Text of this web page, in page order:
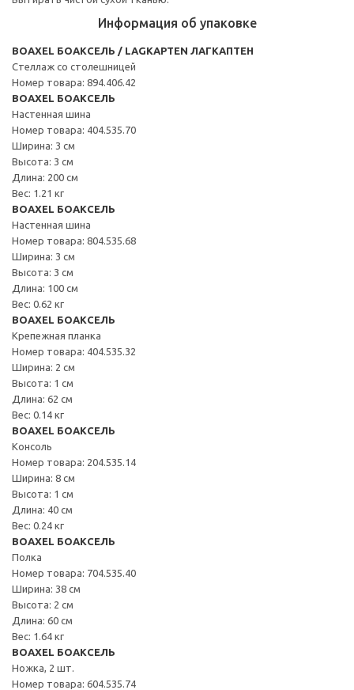
Информация об упаковке
BOAXEL БОАКСЕЛЬ / LAGKAPTEN ЛАГКАПТЕН
Стеллаж со столешницей
Номер товара: 894.406.42
BOAXEL БОАКСЕЛЬ
Настенная шина
Номер товара: 404.535.70
Ширина: 3 см
Высота: 3 см
Длина: 200 см
Вес: 1.21 кг
BOAXEL БОАКСЕЛЬ
Настенная шина
Номер товара: 804.535.68
Ширина: 3 см
Высота: 3 см
Длина: 100 см
Вес: 0.62 кг
BOAXEL БОАКСЕЛЬ
Крепежная планка
Номер товара: 404.535.32
Ширина: 2 см
Высота: 1 см
Длина: 62 см
Вес: 0.14 кг
BOAXEL БОАКСЕЛЬ
Консоль
Номер товара: 204.535.14
Ширина: 8 см
Высота: 1 см
Длина: 40 см
Вес: 0.24 кг
BOAXEL БОАКСЕЛЬ
Полка
Номер товара: 704.535.40
Ширина: 38 см
Высота: 2 см
Длина: 60 см
Вес: 1.64 кг
BOAXEL БОАКСЕЛЬ
Ножка, 2 шт.
Номер товара: 604.535.74